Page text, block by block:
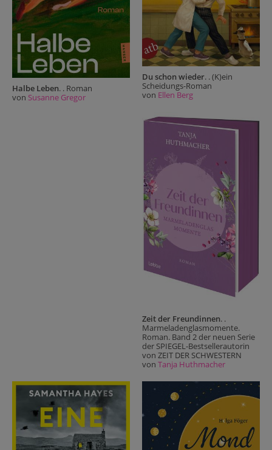
Halbe Leben. . Roman
von Susanne Gregor
Du schon wieder. . (K)ein
Scheidungs-Roman
von Ellen Berg
Zeit der Freundinnen. .
Marmeladenglasmomente.
Roman. Band 2 der neuen Serie
der SPIEGEL-Bestsellerautorin
von ZEIT DER SCHWESTERN
von Tanja Huthmacher